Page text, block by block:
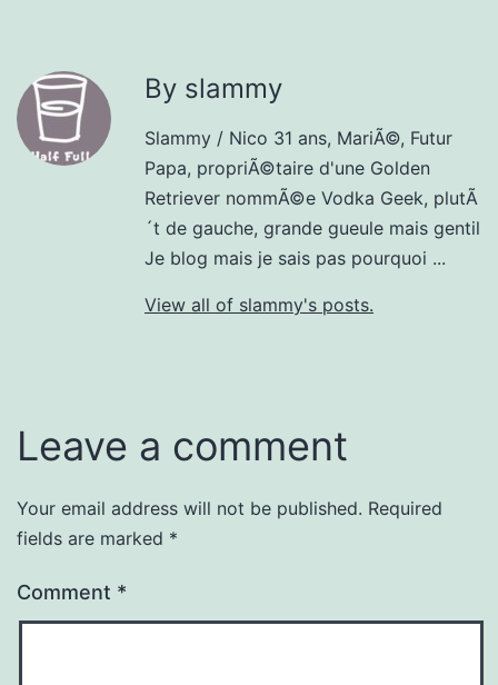
By slammy
Slammy / Nico 31 ans, MariÃ©, Futur
Papa, propriÃ©taire d'une Golden
Retriever nommÃ©e Vodka Geek, plutÃ
´t de gauche, grande gueule mais gentil
Je blog mais je sais pas pourquoi ...
View all of slammy's posts.
Leave a comment
Your email address will not be published. Required
fields are marked *
Comment *